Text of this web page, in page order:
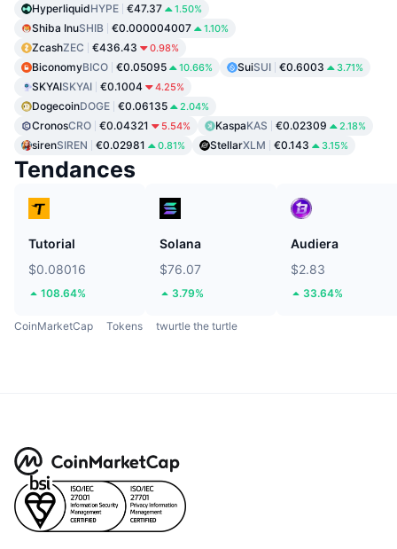
HyperliquidHYPE €47.37 1.50%
Shiba InuSHIB €0.000004007 1.10%
ZcashZEC €436.43 0.98%
BiconomyBICO €0.05095 10.66% SuiSUI €0.6003 3.71%
SKYAISKYAI €0.1004 4.25%
DogecoinDOGE €0.06135 2.04%
CronosCRO €0.04321 5.54% KaspaKAS €0.02309 2.18%
sirenSIREN €0.02981 0.81% StellarXLM €0.143 3.15%
Tendances
Tutorial
$0.08016
108.64%
Solana
$76.07
3.79%
Audiera
$2.83
33.64%
CoinMarketCap Tokens twurtle the turtle